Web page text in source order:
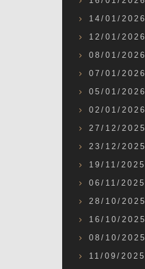
14/01/2026
12/01/2026
08/01/2026
07/01/2026
05/01/2026
02/01/2026
27/12/2025
23/12/2025
19/11/2025
06/11/2025
28/10/2025
16/10/2025
08/10/2025
11/09/2025